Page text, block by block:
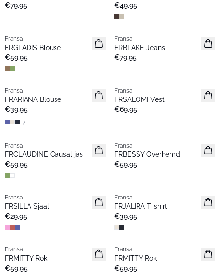
€79,95
€49,95
Nieuw
Fransa
FRGLADIS Blouse
€59,95
Nieuw
Fransa
FRBLAKE Jeans
€79,95
Nieuw
Fransa
FRARIANA Blouse
€39,95
+7
Nieuw
Fransa
FRSALOMI Vest
€69,95
Nieuw
Fransa
FRCLAUDINE Causal jas
€59,95
Nieuw
Fransa
FRBESSY Overhemd
€59,95
Nieuw
Fransa
FRSILLA Sjaal
€29,95
Nieuw
Fransa
FRJALIRA T-shirt
€39,95
Nieuw
Fransa
FRMITTY Rok
€59,95
Nieuw
Fransa
FRMITTY Rok
€59,95